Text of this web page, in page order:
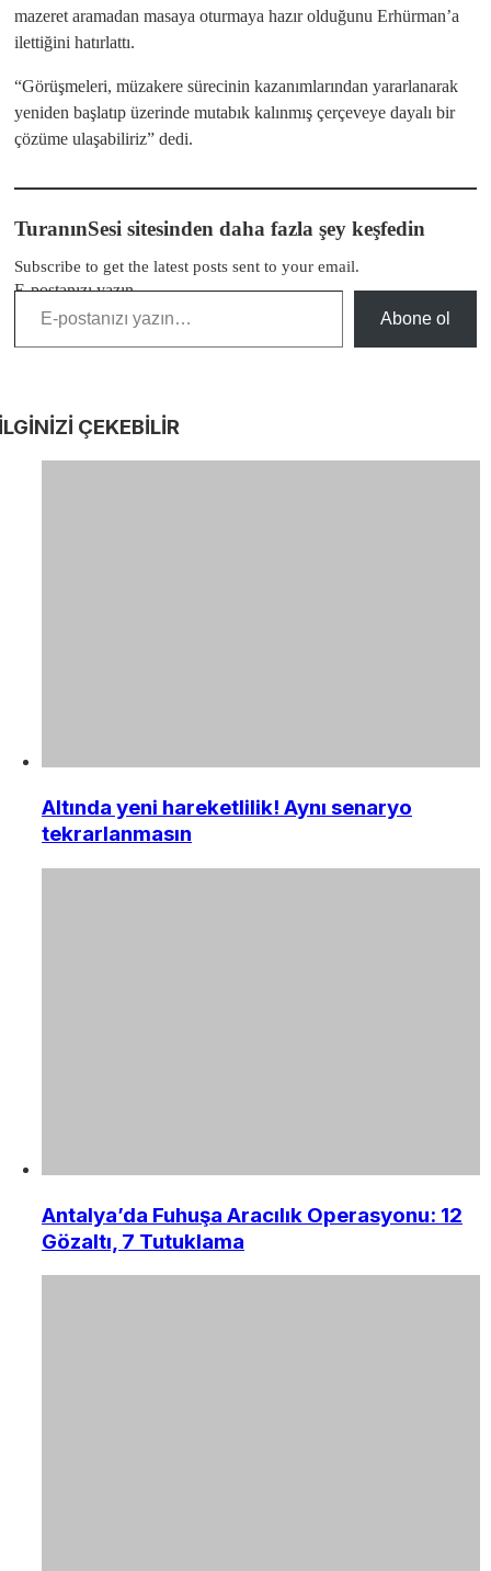
mazeret aramadan masaya oturmaya hazır olduğunu Erhürman’a
ilettiğini hatırlattı.
“Görüşmeleri, müzakere sürecinin kazanımlarından yararlanarak
yeniden başlatıp üzerinde mutabık kalınmış çerçeveye dayalı bir
çözüme ulaşabiliriz” dedi.
TuranınSesi sitesinden daha fazla şey keşfedin
Subscribe to get the latest posts sent to your email.
E-postanızı yazın…
Abone ol
ÇEKEBİLİR
Altında yeni hareketlilik! Aynı senaryo
tekrarlanmasın
Antalya’da Fuhuşa Aracılık Operasyonu: 12
Gözaltı, 7 Tutuklama